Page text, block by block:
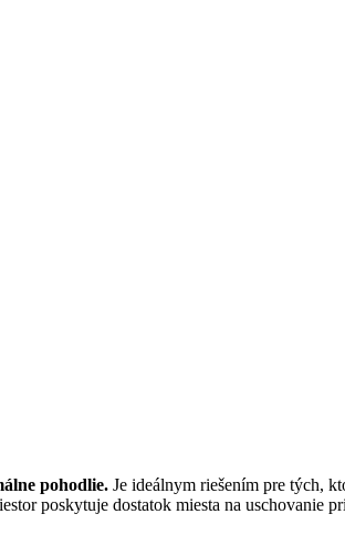
pohodlie. Je ideálnym riešením pre tých,
poskytuje dostatok miesta na